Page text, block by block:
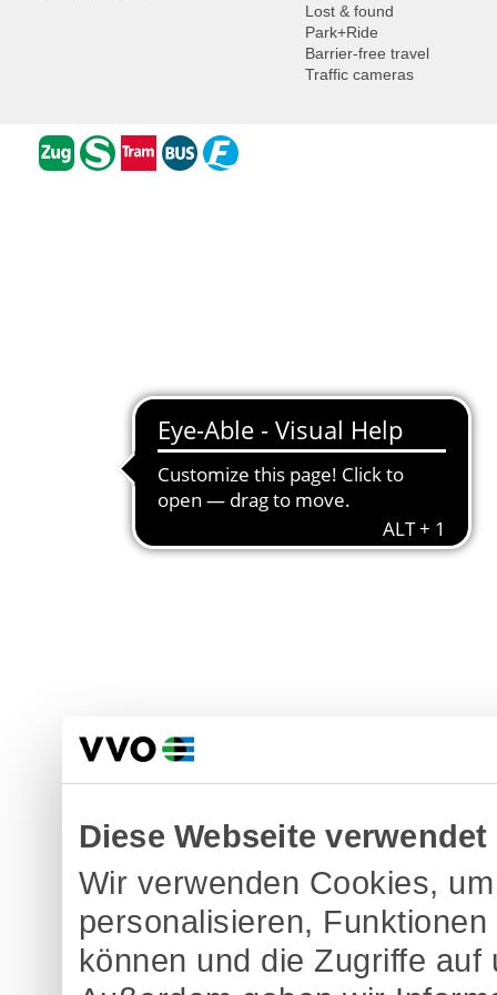
Diese Webseite
Wir verwenden Cookies,
personalisieren,
können und die Zugriffe
Lost & found
Park+Ride
Barrier-free travel
Traffic cameras